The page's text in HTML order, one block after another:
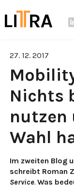
27. 12. 2017
Nichts
nutzen
Wahl
Im zweiten Blog
schreibt Roman
Service. Was